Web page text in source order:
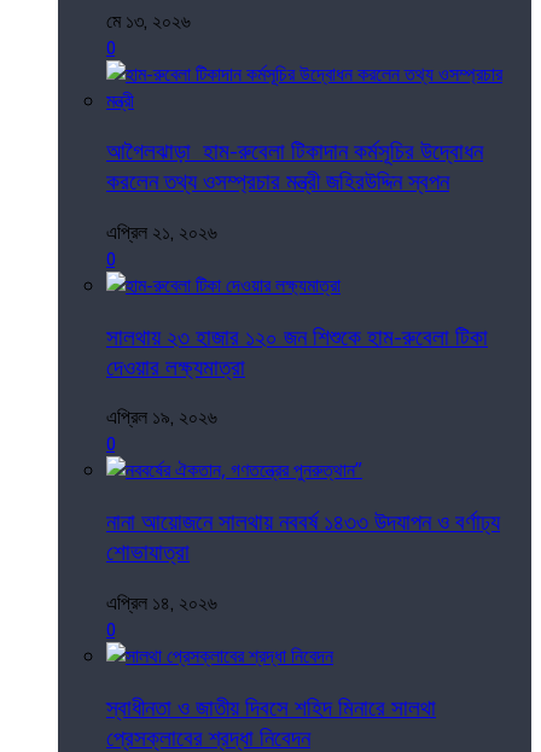
মে ১৩, ২০২৬
0
আগৈলঝাড়া হাম-রুবেলা টিকাদান কর্মসূচির উদ্বোধন
করলেন তথ্য ওসম্প্রচার মন্ত্রী জহিরউদ্দিন স্বপন
এপ্রিল ২১, ২০২৬
0
সালথায় ২৩ হাজার ১২০ জন শিশুকে হাম-রুবেলা টিকা
দেওয়ার লক্ষ্যমাত্রা
এপ্রিল ১৯, ২০২৬
0
নানা আয়োজনে সালথায় নববর্ষ ১৪৩৩ উদযাপন ও বর্ণাঢ্য
শোভাযাত্রা
এপ্রিল ১৪, ২০২৬
0
স্বাধীনতা ও জাতীয় দিবসে শহিদ মিনারে সালথা
প্রেসক্লাবের শ্রদ্ধা নিবেদন